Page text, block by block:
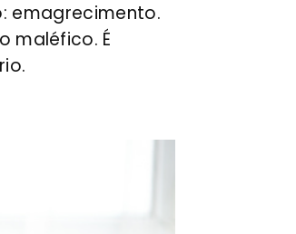
emagrecimento.
maléfico. É